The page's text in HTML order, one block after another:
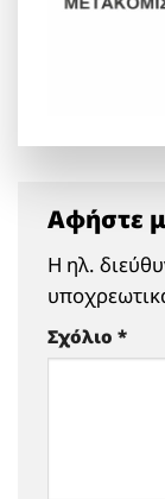
Αφήστε
Η ηλ.
Σχόλιο *